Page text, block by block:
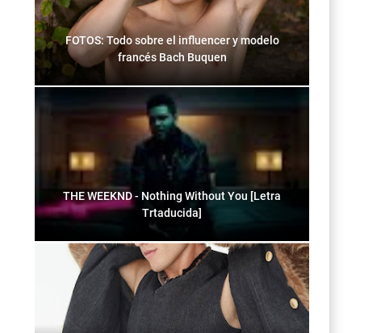
FOTOS: Todo sobre el influencer y modelo
francés Bach Buquen
THE WEEKND - Nothing Without You [Letra
Trtaducida]